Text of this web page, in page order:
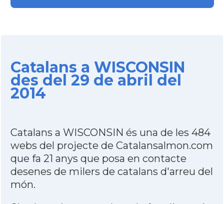
Catalans a WISCONSIN
des del 29 de abril del
2014
Catalans a WISCONSIN és una de les 484
webs del projecte de Catalansalmon.com
que fa 21 anys que posa en contacte
desenes de milers de catalans d'arreu del
món.